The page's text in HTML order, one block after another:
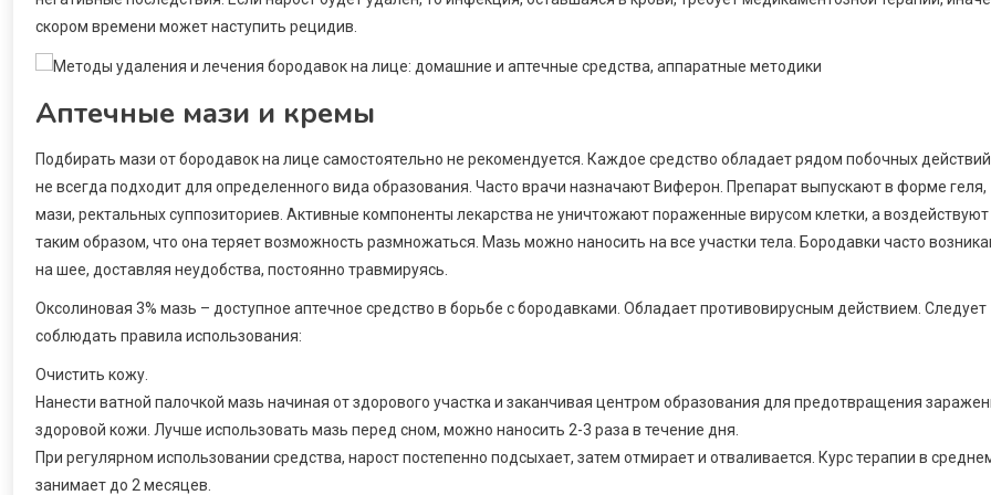
скором времени может наступить рецидив.
Аптечные мази и кремы
Подбирать мази от бородавок на лице самостоятельно не рекомендуется. Каждое средство обладает рядом побочных
не всегда подходит для определенного вида образования. Часто врачи назначают Виферон. Препарат выпускают в форме геля,
мази, ректальных суппозиториев. Активные компоненты лекарства не уничтожают пораженные вирусом клетки, а воздействуют
таким образом, что она теряет возможность размножаться. Мазь можно наносить на все участки тела. Бородавки часто
на шее, доставляя неудобства, постоянно травмируясь.
Оксолиновая 3% мазь – доступное аптечное средство в борьбе с бородавками. Обладает противовирусным действием. Следует
соблюдать правила использования:
Очистить кожу.
Нанести ватной палочкой мазь начиная от здорового участка и заканчивая центром образования для предотвращения
здоровой кожи. Лучше использовать мазь перед сном, можно наносить 2-3 раза в течение дня.
При регулярном использовании средства, нарост постепенно подсыхает, затем отмирает и отваливается. Курс терапии в
занимает до 2 месяцев.